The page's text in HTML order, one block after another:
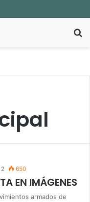
650
EN IMÁGENES
armados de